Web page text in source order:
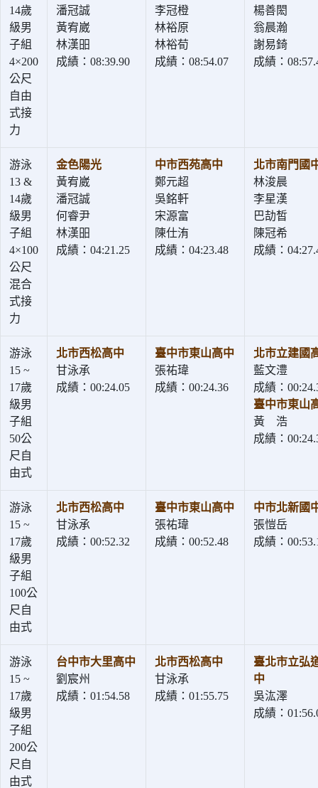
14歲
級男
子組
4×200
公尺
自由
式接
力
潘冠誠
黃宥崴
林漢昍
成績：08:39.90
李冠橙
林裕原
林裕荀
成績：08:54.07
楊善閎
翁晨瀚
謝易錡
成績：
游泳
13 &
14歲
級男
子組
4×100
公尺
混合
式接
力
金色陽光
黃宥崴
潘冠誠
何睿尹
林漢昍
成績：04:21.25
中市西苑高中
鄭元超
吳銘軒
宋源富
陳仕洧
成績：04:23.48
北市南門國
林浚晨
李星漢
巴劼皙
陳冠希
成績：
游泳
15 ~
17歲
級男
子組
50公
尺自
由式
北市西松高中
甘泳承
成績：00:24.05
臺中市東山高中
張祐瑋
成績：00:24.36
北市立建國
藍文澧
成績：
臺中市東山
黃 浩
成績：
游泳
15 ~
17歲
級男
子組
100公
尺自
由式
北市西松高中
甘泳承
成績：00:52.32
臺中市東山高中
張祐瑋
成績：00:52.48
中市北新國
張愷岳
成績：
游泳
15 ~
17歲
級男
子組
200公
尺自
由式
台中市大里高中
劉宸州
成績：01:54.58
北市西松高中
甘泳承
成績：01:55.75
臺北市立弘
中
吳汯澤
成績：